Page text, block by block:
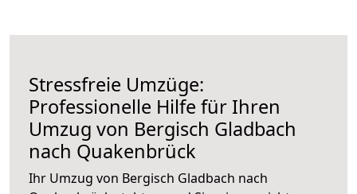
Stressfreie Umzüge:
Professionelle Hilfe für Ihren
Umzug von Bergisch Gladbach
nach Quakenbrück
Ihr Umzug von Bergisch Gladbach nach